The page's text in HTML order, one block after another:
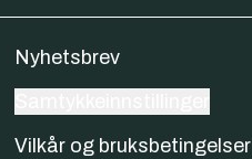
Nyhetsbrev
Vilkår og bruksbetingelser